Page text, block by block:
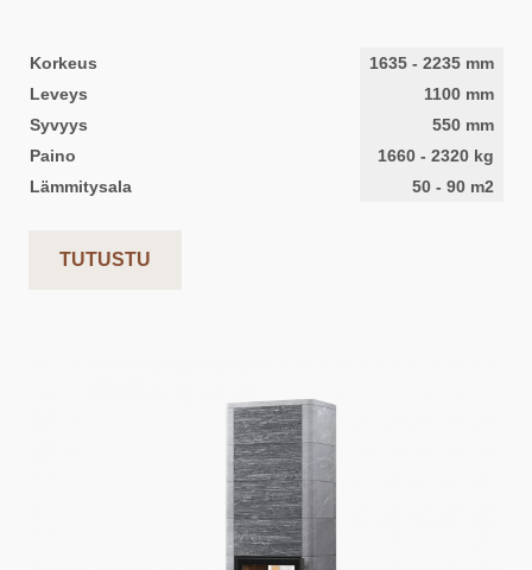
Korkeus 1635 - 2235 mm
Leveys
1100 mm
Syvyys
550 mm
Paino
1660 - 2320 kg
Lämmitysala
50 - 90 m2
TUTUSTU